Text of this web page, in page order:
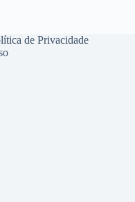
de Privacidade